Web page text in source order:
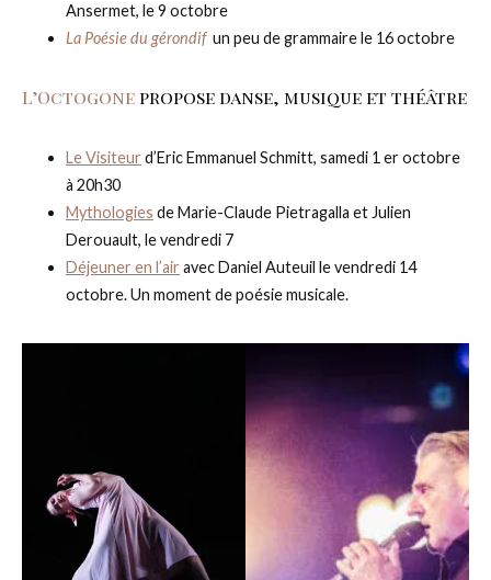
Ansermet, le 9 octobre
La Poésie du gérondif un peu de grammaire le 16 octobre
L’Octogone propose danse, musique et théâtre
Le Visiteur d’Eric Emmanuel Schmitt, samedi 1 er octobre
à 20h30
Mythologies de Marie-Claude Pietragalla et Julien
Derouault, le vendredi 7
Déjeuner en l’air avec Daniel Auteuil le vendredi 14
octobre. Un moment de poésie musicale.